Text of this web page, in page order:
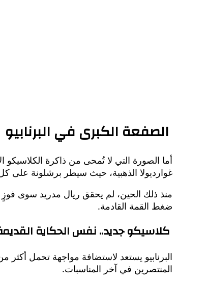
الصفعة الكبرى في البرنابيو
غوارديولا الذهبية، حيث سيطر برشلونة على
ضغط القمة القادمة.
كلاسيكو جديد.. نفس الحكاية
البرنابيو يستعد لاستضافة مواجهة تحمل أكثر
المنتصرين في آخر المناسبات.